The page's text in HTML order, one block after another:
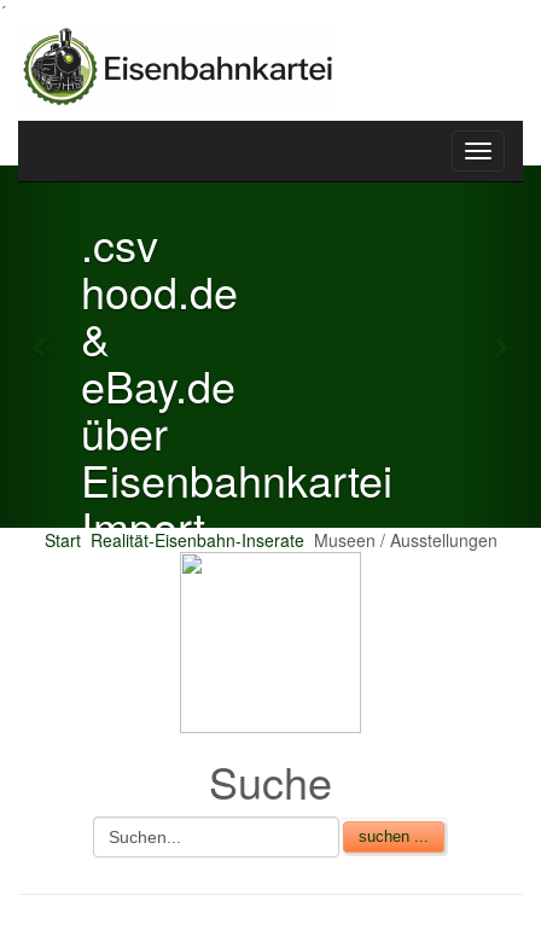
´
Toggle
.csv
hood.de
&
eBay.de
über
Eisenbahnkartei
Import
Previous
Start Realität-Eisenbahn-Inserate Museen / Ausstellungen
Suche